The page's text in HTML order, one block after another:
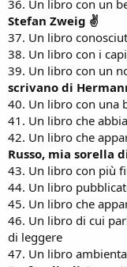
36. Un libro con un
Stefan Zweig ✌
37. Un libro
38. Un libro con i
39. Un libro con un
scrivano di
40. Un libro con una
41. Un libro che
42. Un libro che
Russo, mia sorella
43. Un libro con più
44. Un libro
45. Un libro che
46. Un libro di cui
di leggere
47. Un libro